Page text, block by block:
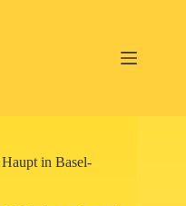
in Basel-